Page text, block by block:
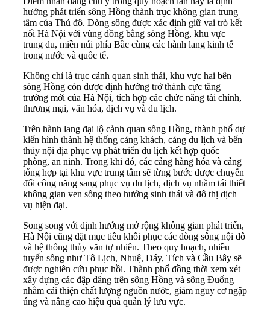
hướng phát triển sông Hồng thành trục không gian trung
tâm của Thủ đô. Dòng sông được xác định giữ vai trò kết
nối Hà Nội với vùng đồng bằng sông Hồng, khu vực
trung du, miền núi phía Bắc cùng các hành lang kinh tế
trong nước và quốc tế.
Không chỉ là trục cảnh quan sinh thái, khu vực hai bên
sông Hồng còn được định hướng trở thành cực tăng
trưởng mới của Hà Nội, tích hợp các chức năng tài chính,
thương mại, văn hóa, dịch vụ và du lịch.
Trên hành lang đại lộ cảnh quan sông Hồng, thành phố dự
kiến hình thành hệ thống cảng khách, cảng du lịch và bến
thủy nội địa phục vụ phát triển du lịch kết hợp quốc
phòng, an ninh. Trong khi đó, các cảng hàng hóa và cảng
tổng hợp tại khu vực trung tâm sẽ từng bước được chuyển
đổi công năng sang phục vụ du lịch, dịch vụ nhằm tái thiết
không gian ven sông theo hướng sinh thái và đô thị dịch
vụ hiện đại.
Song song với định hướng mở rộng không gian phát triển,
Hà Nội cũng đặt mục tiêu khôi phục các dòng sông nội đô
và hệ thống thủy văn tự nhiên. Theo quy hoạch, nhiều
tuyến sông như Tô Lịch, Nhuệ, Đáy, Tích và Cầu Bây sẽ
được nghiên cứu phục hồi. Thành phố đồng thời xem xét
xây dựng các đập dâng trên sông Hồng và sông Đuống
nhằm cải thiện chất lượng nguồn nước, giảm nguy cơ ngập
úng và nâng cao hiệu quả quản lý lưu vực.